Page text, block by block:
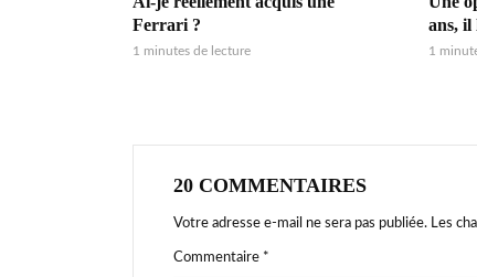
Ferrari ?
1 minutes de lecture
ans, il
1
20 COMMENTAIRES
Votre adresse e-mail ne sera pas publiée. Les
Commentaire *